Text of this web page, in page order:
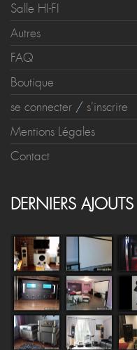
Salle HI-FI
Autres
FAQ
Boutique
se connecter / s'inscrire
Mentions Légales
Contact
DERNIERS AJOUTS